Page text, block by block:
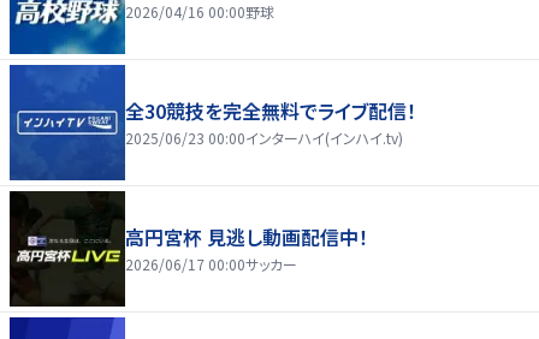
2026/04/16 00:00野球
全30競技を完全無料でライブ配信！
2025/06/23 00:00インターハイ(インハイ.tv)
高円宮杯 見逃し動画配信中！
2026/06/17 00:00サッカー